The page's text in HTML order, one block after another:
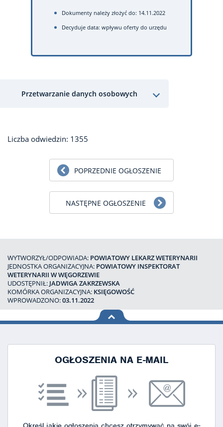
Dokumenty należy złożyć do: 14.11.2022
Decyduje data: wpływu oferty do urzędu
Przetwarzanie danych osobowych
Liczba odwiedzin: 1355
POPRZEDNIE OGŁOSZENIE
NASTĘPNE OGŁOSZENIE
WYTWORZYŁ/ODPOWIADA: POWIATOWY LEKARZ WETERYNARII
JEDNOSTKA ORGANIZACYJNA: POWIATOWY INSPEKTORAT
WETERYNARII W WĘGORZEWIE
UDOSTĘPNIŁ: JADWIGA ZAKRZEWSKA
KOMÓRKA ORGANIZACYJNA: KSIĘGOWOŚĆ
WPROWADZONO:03.11.2022
na górę
OGŁOSZENIA NA E-MAIL